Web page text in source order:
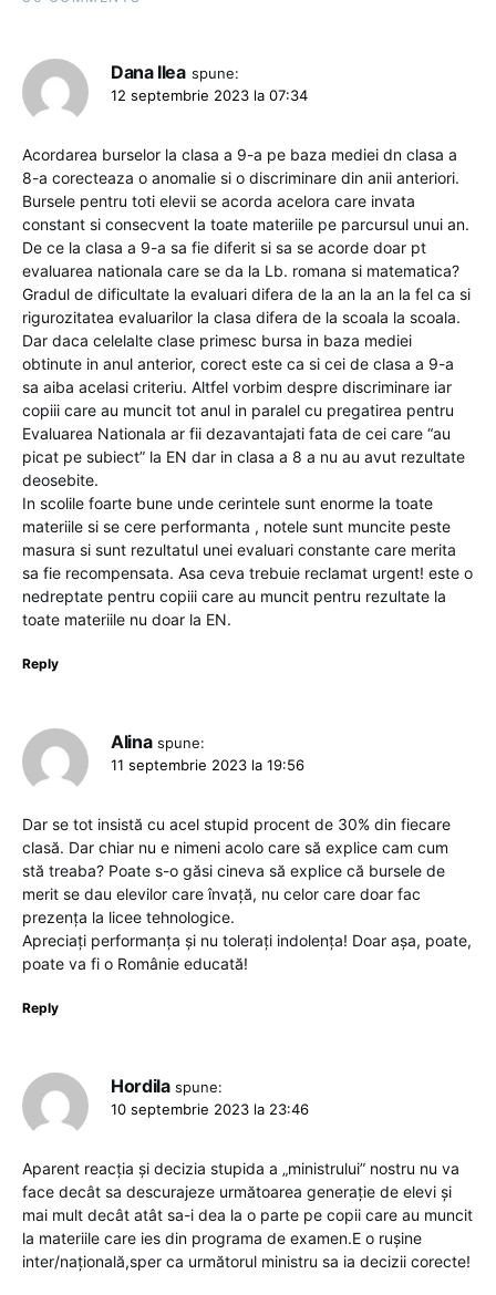
Dana Ilea spune:
12 septembrie 2023 la 07:34
Acordarea burselor la clasa a 9-a pe baza mediei dn clasa a
8-a corecteaza o anomalie si o discriminare din anii anteriori.
Bursele pentru toti elevii se acorda acelora care invata
constant si consecvent la toate materiile pe parcursul unui an.
De ce la clasa a 9-a sa fie diferit si sa se acorde doar pt
evaluarea nationala care se da la Lb. romana si matematica?
Gradul de dificultate la evaluari difera de la an la an la fel ca si
rigurozitatea evaluarilor la clasa difera de la scoala la scoala.
Dar daca celelalte clase primesc bursa in baza mediei
obtinute in anul anterior, corect este ca si cei de clasa a 9-a
sa aiba acelasi criteriu. Altfel vorbim despre discriminare iar
copiii care au muncit tot anul in paralel cu pregatirea pentru
Evaluarea Nationala ar fii dezavantajati fata de cei care “au
picat pe subiect” la EN dar in clasa a 8 a nu au avut rezultate
deosebite.
In scolile foarte bune unde cerintele sunt enorme la toate
materiile si se cere performanta , notele sunt muncite peste
masura si sunt rezultatul unei evaluari constante care merita
sa fie recompensata. Asa ceva trebuie reclamat urgent! este o
nedreptate pentru copiii care au muncit pentru rezultate la
toate materiile nu doar la EN.
Reply
Alina spune:
11 septembrie 2023 la 19:56
Dar se tot insistă cu acel stupid procent de 30% din fiecare
clasă. Dar chiar nu e nimeni acolo care să explice cam cum
stă treaba? Poate s-o găsi cineva să explice că bursele de
merit se dau elevilor care învață, nu celor care doar fac
prezența la licee tehnologice.
Apreciați performanța și nu tolerați indolența! Doar așa, poate,
poate va fi o Românie educată!
Reply
Hordila spune:
10 septembrie 2023 la 23:46
Aparent reacția și decizia stupida a „ministrului” nostru nu va
face decât sa descurajeze următoarea generație de elevi și
mai mult decât atât sa-i dea la o parte pe copii care au muncit
la materiile care ies din programa de examen.E o rușine
inter/națională,sper ca următorul ministru sa ia decizii corecte!